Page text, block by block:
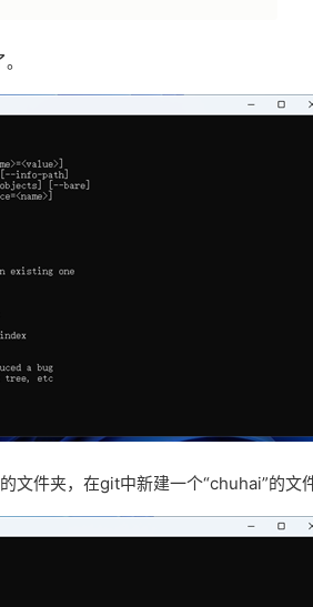
件夹，在git中新建一个“chuhai”的文